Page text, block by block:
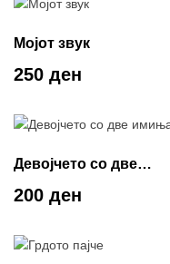
Мојот звук
250 ден
Девојчето со две
имиња
200 ден